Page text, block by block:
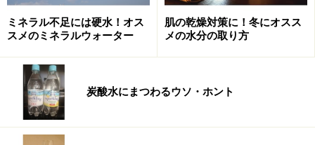
もしそういった天然水が身近にない、もしくは経済的理
由で手に入らない場合は、水道水でもいいですし、塩素
などの物質が気になる場合は、浄水器を使うといいと思
います。
では、水質が安定していて水質管理が徹底されている天
然水は、どうやって選べばいいのでしょうか。
ミネラル不足には硬水！オス
スメのミネラルウォーター
肌の乾燥対策に！冬にオスス
メの水分の取り方
炭酸水にまつわるウソ・ホント